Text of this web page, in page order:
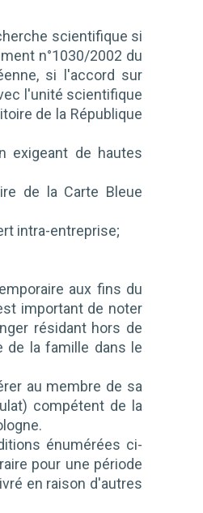
scientifique si
n°1030/2002 du
si l'accord sur
l'unité scientifique
de la République
exigeant de hautes
de la Carte Bleue
intra-entreprise;
aux fins du
important de noter
résidant hors de
de la famille dans le
au membre de sa
compétent de la
énumérées ci-
pour une période
en raison d'autres